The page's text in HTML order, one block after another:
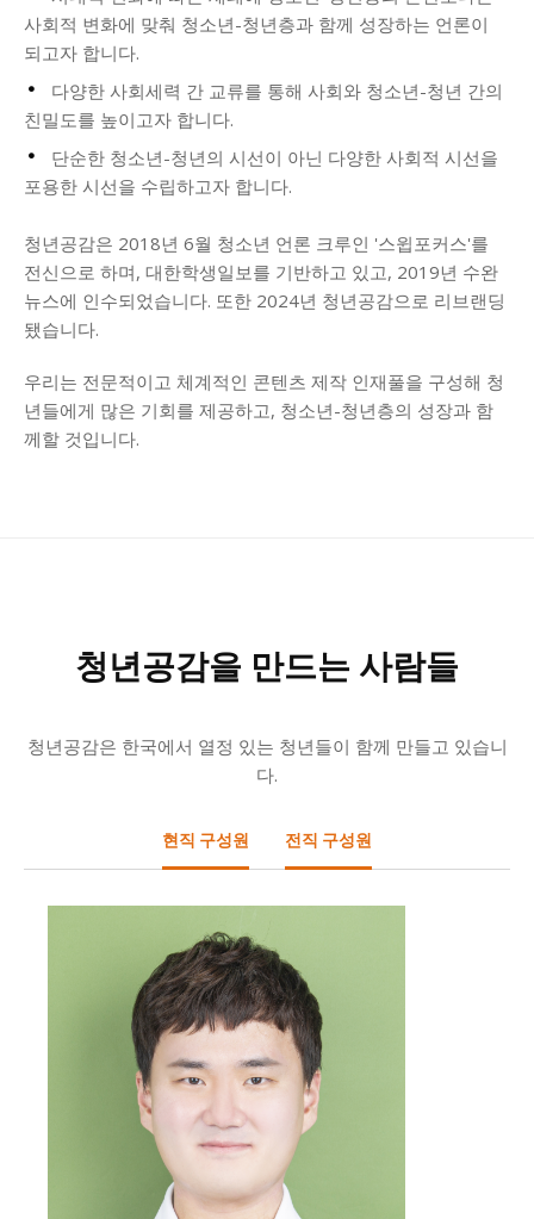
사회적 변화에 맞춰 청소년-청년층과 함께 성장하는 언론이
되고자 합니다.
다양한 사회세력 간 교류를 통해 사회와 청소년-청년 간의
친밀도를 높이고자 합니다.
단순한 청소년-청년의 시선이 아닌 다양한 사회적 시선을
포용한 시선을 수립하고자 합니다.
청년공감은 2018년 6월 청소년 언론 크루인 '스윕포커스'를
전신으로 하며, 대한학생일보를 기반하고 있고, 2019년 수완
뉴스에 인수되었습니다. 또한 2024년 청년공감으로 리브랜딩
됐습니다.
우리는 전문적이고 체계적인 콘텐츠 제작 인재풀을 구성해 청
년들에게 많은 기회를 제공하고, 청소년-청년층의 성장과 함
께할 것입니다.
청년공감을 만드는 사람들
청년공감은 한국에서 열정 있는 청년들이 함께 만들고 있습니
다.
현직 구성원 전직 구성원